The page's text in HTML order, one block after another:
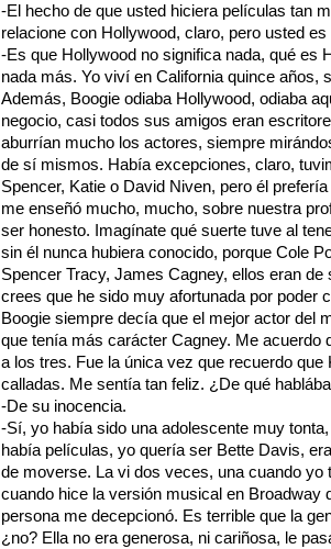
-El hecho de que usted hiciera películas tan
relacione con Hollywood, claro, pero usted
-Es que Hollywood no significa nada, qué es
nada más. Yo viví en California quince
Además, Boogie odiaba Hollywood, odiaba
negocio, casi todos sus amigos eran
aburrían mucho los actores, siempre
de sí mismos. Había excepciones, claro,
Spencer, Katie o David Niven, pero él
me enseñó mucho, mucho, sobre nuestra
ser honesto. Imagínate qué suerte tuve al
sin él nunca hubiera conocido, porque Cole
Spencer Tracy, James Cagney, ellos eran
crees que he sido muy afortunada por poder
Boogie siempre decía que el mejor actor del
que tenía más carácter Cagney. Me acuerdo
a los tres. Fue la única vez que recuerdo
calladas. Me sentía tan feliz. ¿De qué
-De su inocencia.
-Sí, yo había sido una adolescente muy
había películas, yo quería ser Bette Davis,
de moverse. La vi dos veces, una cuando yo
cuando hice la versión musical en Broadway
persona me decepcionó. Es terrible que la
¿no? Ella no era generosa, ni cariñosa, le